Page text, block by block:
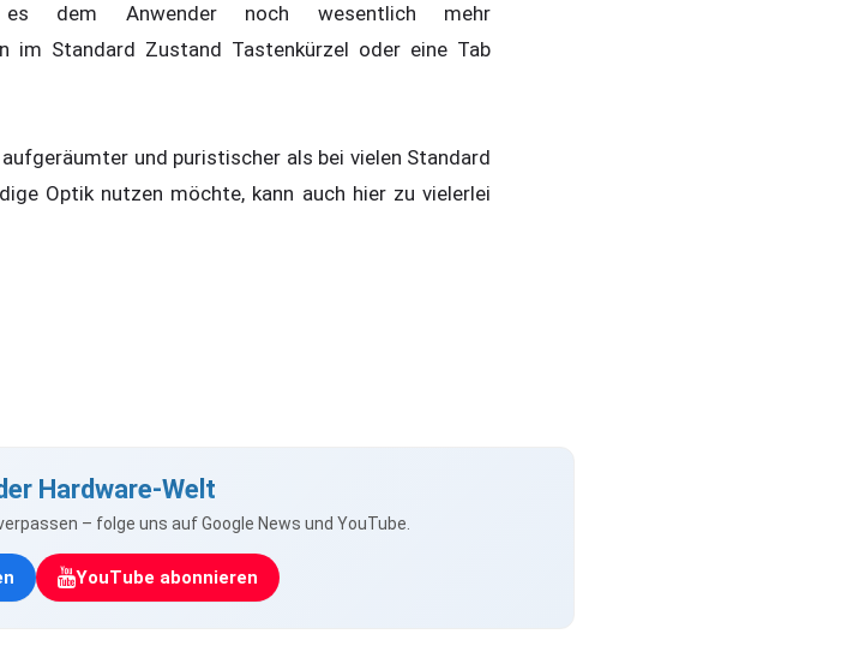
dem Anwender noch wesentlich mehr
im Standard Zustand Tastenkürzel oder eine Tab
und puristischer als bei vielen Standard
Optik nutzen möchte, kann auch hier zu vielerlei
Hardware-Welt
– folge uns auf Google News und YouTube.
YouTube abonnieren